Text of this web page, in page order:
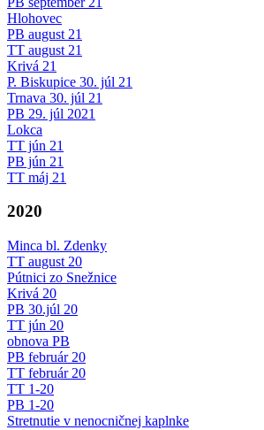
Hlohovec
PB august 21
TT august 21
Krivá 21
P. Biskupice 30. júl 21
Trnava 30. júl 21
PB 29. júl 2021
Lokca
TT jún 21
PB jún 21
TT máj 21
2020
Minca bl. Zdenky
TT august 20
Pútnici zo Snežnice
Krivá 20
PB 30.júl 20
TT jún 20
obnova PB
PB február 20
TT február 20
TT 1-20
PB 1-20
Stretnutie v nenocničnej kaplnke